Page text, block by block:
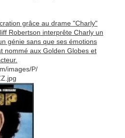
grâce au drame "Charly"
Robertson interprête Charly un
génie sans que ses émotions
nommé aux Golden Globes et